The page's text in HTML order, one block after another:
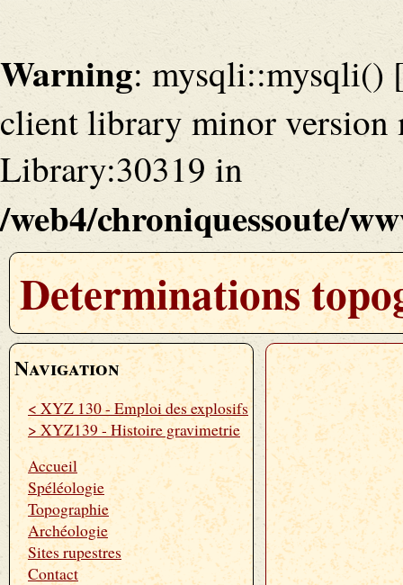
Warning: mysqli::mysqli()
client library minor version
Library:30319 in
/web4/chroniquessoute/
Determinations
Navigation
< XYZ 130 - Emploi des explosifs
> XYZ139 - Histoire gravimetrie
Accueil
Spéléologie
Topographie
Archéologie
Sites rupestres
Contact